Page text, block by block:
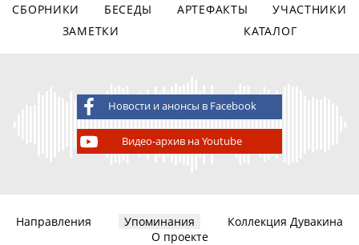
СБОРНИКИ БЕСЕДЫ АРТЕФАКТЫ
УЧАСТНИКИ
ЗАМЕТКИ
КАТАЛОГ
Новости и анонсы в Facebook
Видео-архив на Youtube
Направления Упоминания
Коллекция Дувакина
О проекте